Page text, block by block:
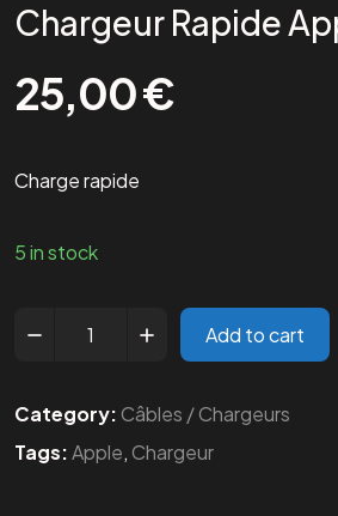
Chargeur Rapide
25,00€
Charge rapide
5 in stock
Add to cart
Category: Câbles / Chargeurs
Tags:Apple, Chargeur